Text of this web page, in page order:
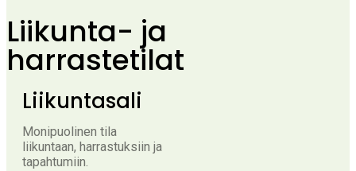
Liikunta- ja
harrastetilat
Liikuntasali
Monipuolinen tila
liikuntaan, harrastuksiin ja
tapahtumiin.